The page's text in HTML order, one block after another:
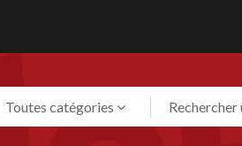
Toutes catégories